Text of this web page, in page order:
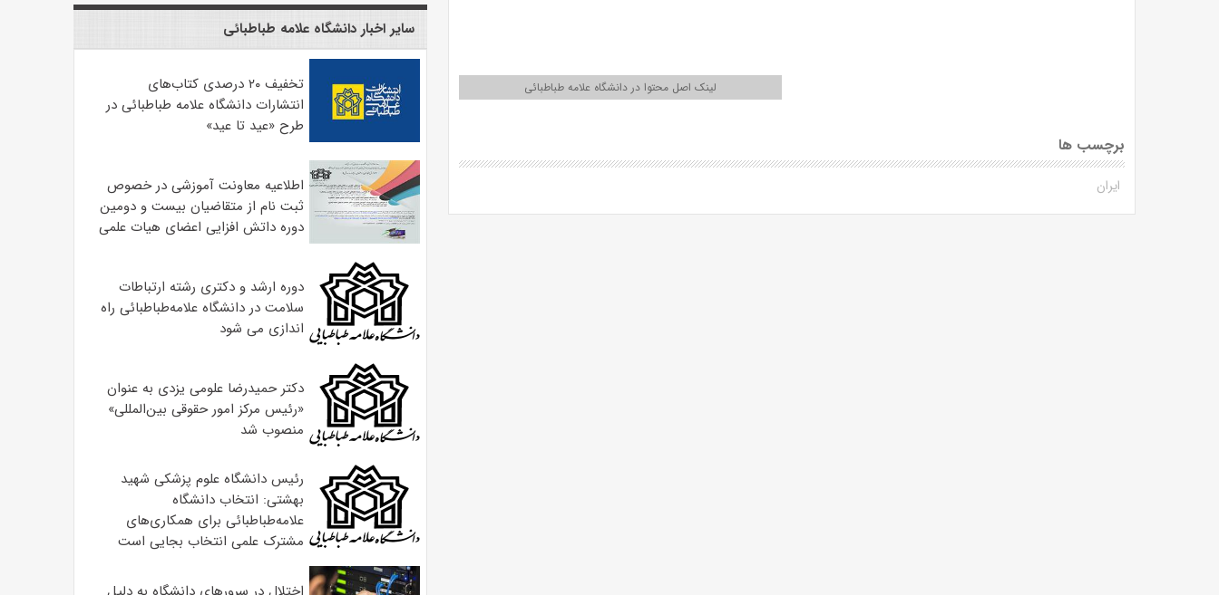
لینک اصل محتوا در دانشگاه علامه طباطبائی
برچسب ها
ایران
سایر اخبار دانشگاه علامه طباطبائی
تخفیف ۲۰ درصدی کتاب‌های
انتشارات دانشگاه علامه طباطبائی در
طرح «عید تا عید»
اطلاعیه معاونت آموزشی در خصوص
ثبت نام از متقاضیان بیست و دومین
دوره داتش افزایی اعضای هیات علمی
دوره ارشد و دکتری رشته ارتباطات
سلامت در دانشگاه علامه‌طباطبائی راه
اندازی می شود
دکتر حمیدرضا علومی یزدی به عنوان
«رئیس مرکز امور حقوقی بین‌المللی»
منصوب شد
رئیس دانشگاه علوم پزشکی شهید
بهشتی: انتخاب دانشگاه
علامه‌طباطبائی برای همکاری‌های
مشترک علمی انتخاب بجایی است